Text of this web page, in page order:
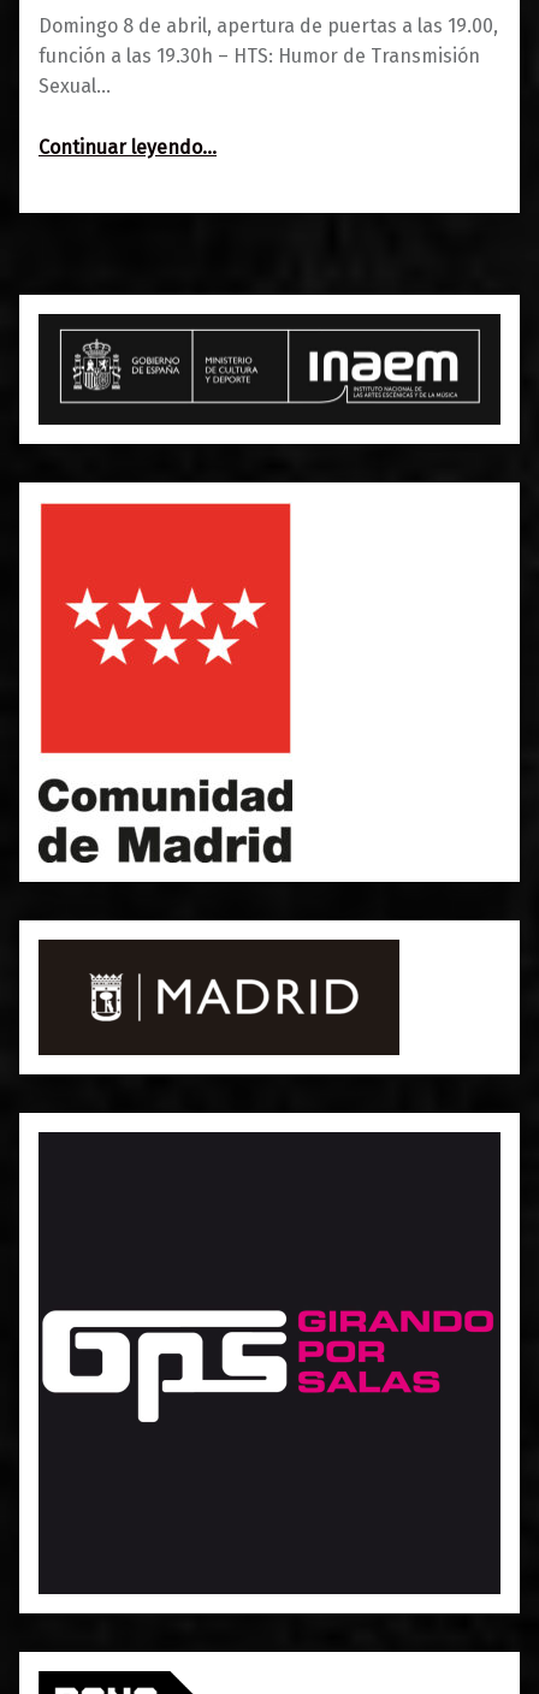
Domingo 8 de abril, apertura de puertas a las 19.00,
función a las 19.30h – HTS: Humor de Transmisión
Sexual…
Continuar leyendo…